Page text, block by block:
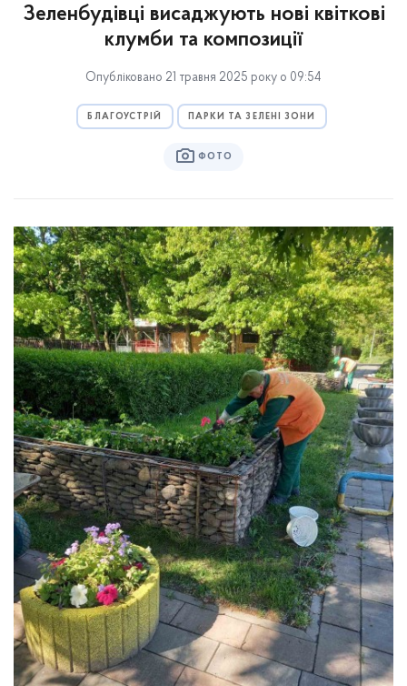
Зеленбудівці висаджують нові квіткові
клумби та композиції
Опубліковано 21 травня 2025 року о 09:54
БЛАГОУСТРІЙ ПАРКИ ТА ЗЕЛЕНІ ЗОНИ
ФОТО